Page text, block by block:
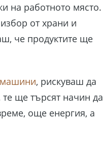
на работното място.
от храни и
че продуктите ще
, рискуваш да
ще търсят начин да
още енергия, а